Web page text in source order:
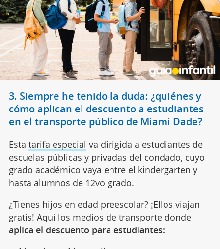
3. Siempre he tenido la duda: ¿quiénes y
cómo aplican el descuento a estudiantes
en el transporte público de Miami Dade?
Esta tarifa especial va dirigida a estudiantes de
escuelas públicas y privadas del condado, cuyo
grado académico vaya entre el kindergarten y
hasta alumnos de 12vo grado.
¿Tienes hijos en edad preescolar? ¡Ellos viajan
gratis! Aquí los medios de transporte donde
aplica el descuento para estudiantes: